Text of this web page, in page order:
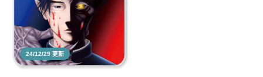
24/12/29 更新